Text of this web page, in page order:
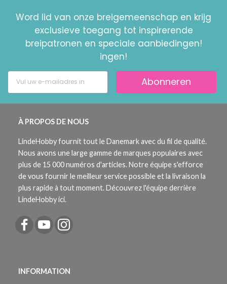
Word lid van onze breigemeenschap en krijg
exclusieve toegang tot inspirerende
breipatronen en speciale aanbiedingen!
ingen!
Abonneren
À PROPOS DE NOUS
LindeHobby fournit tout le Danemark avec du fil de qualité.
Nous avons une large gamme de marques populaires avec
plus de 15 000 numéros d'articles. Notre équipe s'efforce
de vous fournir le meilleur service possible et la livraison la
plus rapide à tout moment. Découvrez l'équipe derrière
LindeHobby ici.
INFORMATION